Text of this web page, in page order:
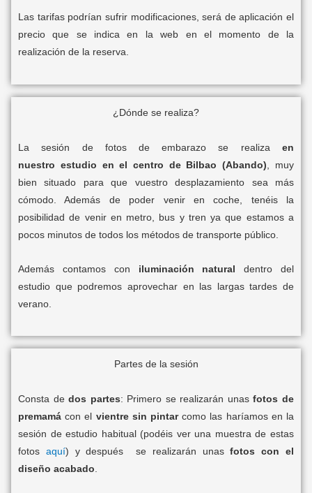
Las tarifas podrían sufrir modificaciones, será de aplicación el
precio que se indica en la web en el momento de la
realización de la reserva.
¿Dónde se realiza?
La sesión de fotos de embarazo se realiza en
nuestro estudio en el centro de Bilbao (Abando) , muy
bien situado para que vuestro desplazamiento sea más
cómodo. Además de poder venir en coche, tenéis la
posibilidad de venir en metro, bus y tren ya que estamos a
pocos minutos de todos los métodos de transporte público.
Además contamos con iluminación natural dentro del
estudio que podremos aprovechar en las largas tardes de
verano.
Partes de la sesión
Consta dedos partes: Primero se realizarán unasfotos de
premamá con el vientre sin pintarcomo las haríamos en la
sesión de estudio habitual (podéis ver una muestra de estas
fotos aquí) y después se realizarán unasfotos con el
diseño acabado